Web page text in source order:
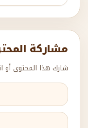
مشاركة
شارك هذا المحتوى أو